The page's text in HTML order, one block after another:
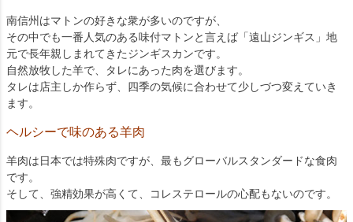
南信州はマトンの好きな衆が多いのですが、
その中でも一番人気のある味付マトンと言えば「遠山ジンギス」地
元で長年親しまれてきたジンギスカンです。
自然放牧した羊で、タレにあった肉を選びます。
タレは店主しか作らず、四季の気候に合わせて少しづつ変えていき
ます。
ヘルシーで味のある羊肉
羊肉は日本では特殊肉ですが、最もグローバルスタンダードな食肉
です。
そして、強精効果が高くて、コレステロールの心配もないのです。